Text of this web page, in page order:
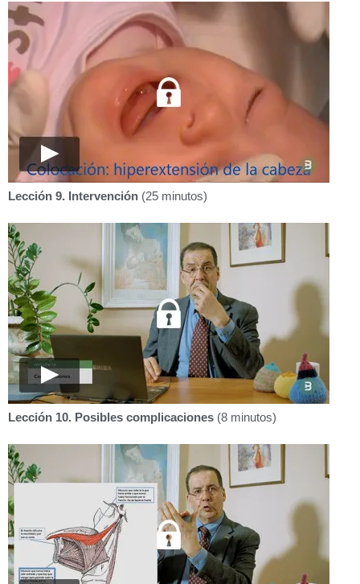
Lección 9. Intervención (25 minutos)
Lección 10. Posibles complicaciones (8 minutos)